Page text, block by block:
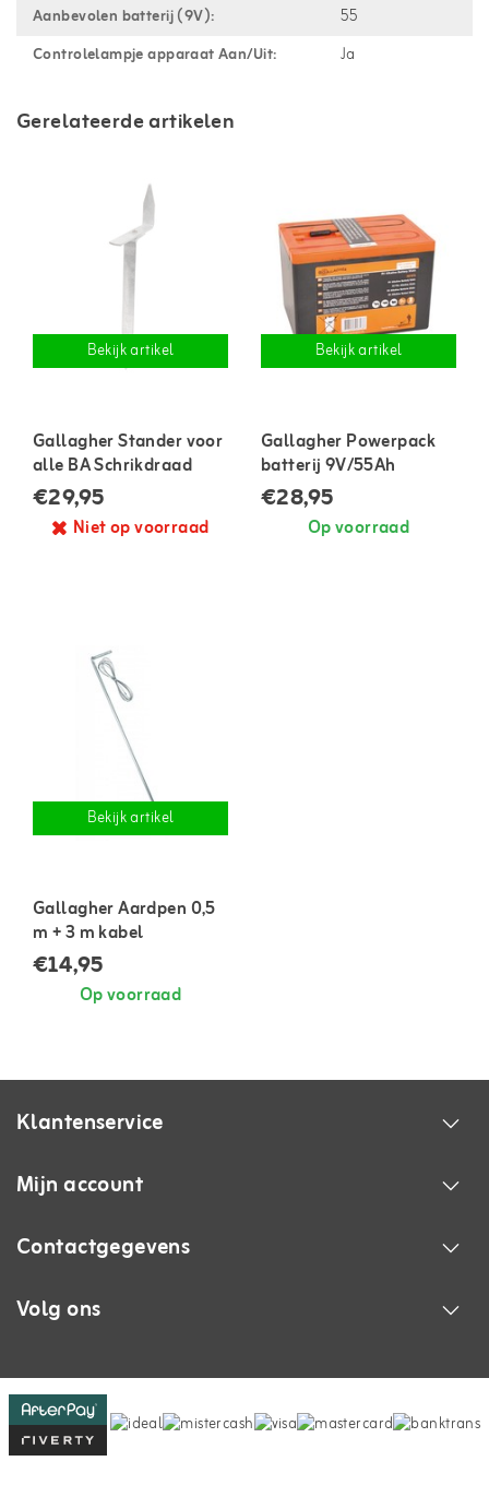
Aanbevolen batterij (9V):
55
Controlelampje apparaat Aan/Uit:
Ja
Gerelateerde artikelen
Bekijk artikel
Gallagher Stander voor
alle BA Schrikdraad
apparaten
€29,95
Niet op voorraad
Bekijk artikel
Gallagher Powerpack
batterij 9V/55Ah
€28,95
Op voorraad
Bekijk artikel
Gallagher Aardpen 0,5
m + 3 m kabel
€14,95
Op voorraad
Klantenservice
Mijn account
Contactgegevens
Volg ons